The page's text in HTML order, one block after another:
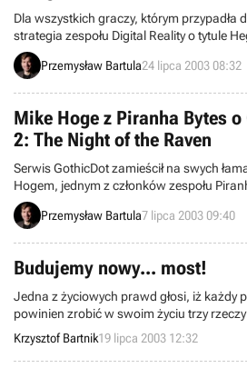
Dla wszystkich graczy, którym przypadła
strategia zespołu Digital Reality o tytule
(pol. Hegemonia: Żelazne Legiony)
Mianowicie w produkcji znajduje się
Przemysław Bartula24 lipca 2003 08:32
Mike Hoge z Piranha Bytes
2: The Night of the Raven
Serwis GothicDot zamieścił na swych
Hogem, jednym z członków zespołu
zdradza on kilka szczegółów związanych
oraz trzecią częścią tej znakomitej
Przemysław Bartula7 lipca 2003 09:40
Budujemy nowy... most!
Jedna z życiowych prawd głosi, iż każdy
powinien zrobić w swoim życiu trzy
wybudować dom i spłodzić syna. O ile
wydają się być czymś oczywistym oraz
Krzysztof Bartnik19 lipca 2003 12:32